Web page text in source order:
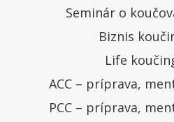
Seminár o
Biznis
Life
ACC – príprava,
PCC – príprava,